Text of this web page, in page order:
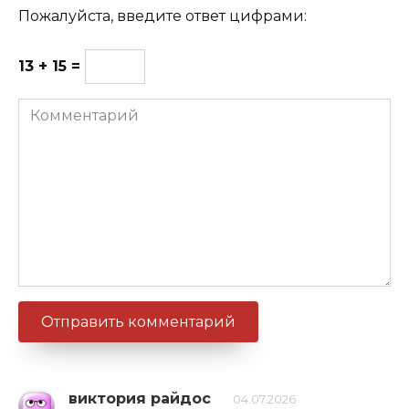
Пожалуйста, введите ответ цифрами:
13 + 15 =
Комментарий
виктория райдос 04.07.2026